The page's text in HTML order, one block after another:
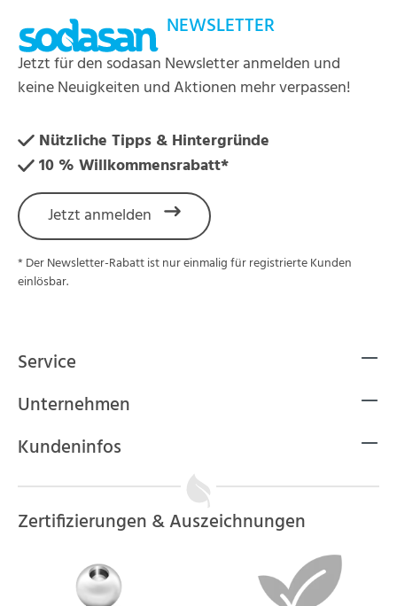
NEWSLETTER
Jetzt für den sodasan Newsletter anmelden und
keine Neuigkeiten und Aktionen mehr verpassen!
Nützliche Tipps & Hintergründe
10 % Willkommensrabatt*
Jetzt anmelden
* Der Newsletter-Rabatt ist nur einmalig für registrierte Kunden
einlösbar.
Service
Unternehmen
Kundeninfos
Zertifizierungen & Auszeichnungen